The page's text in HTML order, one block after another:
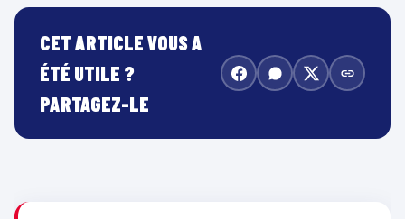
CET ARTICLE VOUS A
ÉTÉ UTILE ?
PARTAGEZ-LE